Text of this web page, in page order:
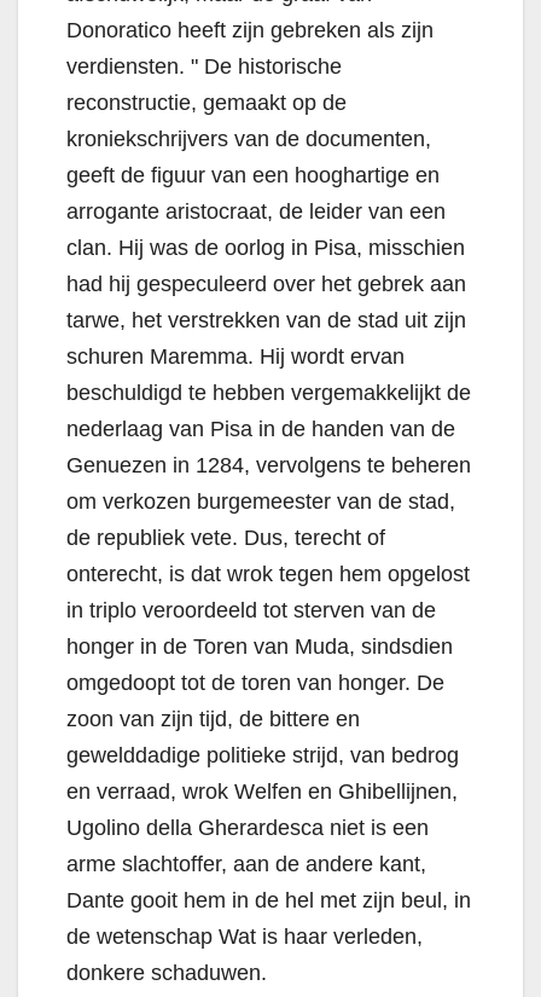
Donoratico heeft zijn gebreken als zijn
verdiensten. " De historische
reconstructie, gemaakt op de
kroniekschrijvers van de documenten,
geeft de figuur van een hooghartige en
arrogante aristocraat, de leider van een
clan. Hij was de oorlog in Pisa, misschien
had hij gespeculeerd over het gebrek aan
tarwe, het verstrekken van de stad uit zijn
schuren Maremma. Hij wordt ervan
beschuldigd te hebben vergemakkelijkt de
nederlaag van Pisa in de handen van de
Genuezen in 1284, vervolgens te beheren
om verkozen burgemeester van de stad,
de republiek vete. Dus, terecht of
onterecht, is dat wrok tegen hem opgelost
in triplo veroordeeld tot sterven van de
honger in de Toren van Muda, sindsdien
omgedoopt tot de toren van honger. De
zoon van zijn tijd, de bittere en
gewelddadige politieke strijd, van bedrog
en verraad, wrok Welfen en Ghibellijnen,
Ugolino della Gherardesca niet is een
arme slachtoffer, aan de andere kant,
Dante gooit hem in de hel met zijn beul, in
de wetenschap Wat is haar verleden,
donkere schaduwen.